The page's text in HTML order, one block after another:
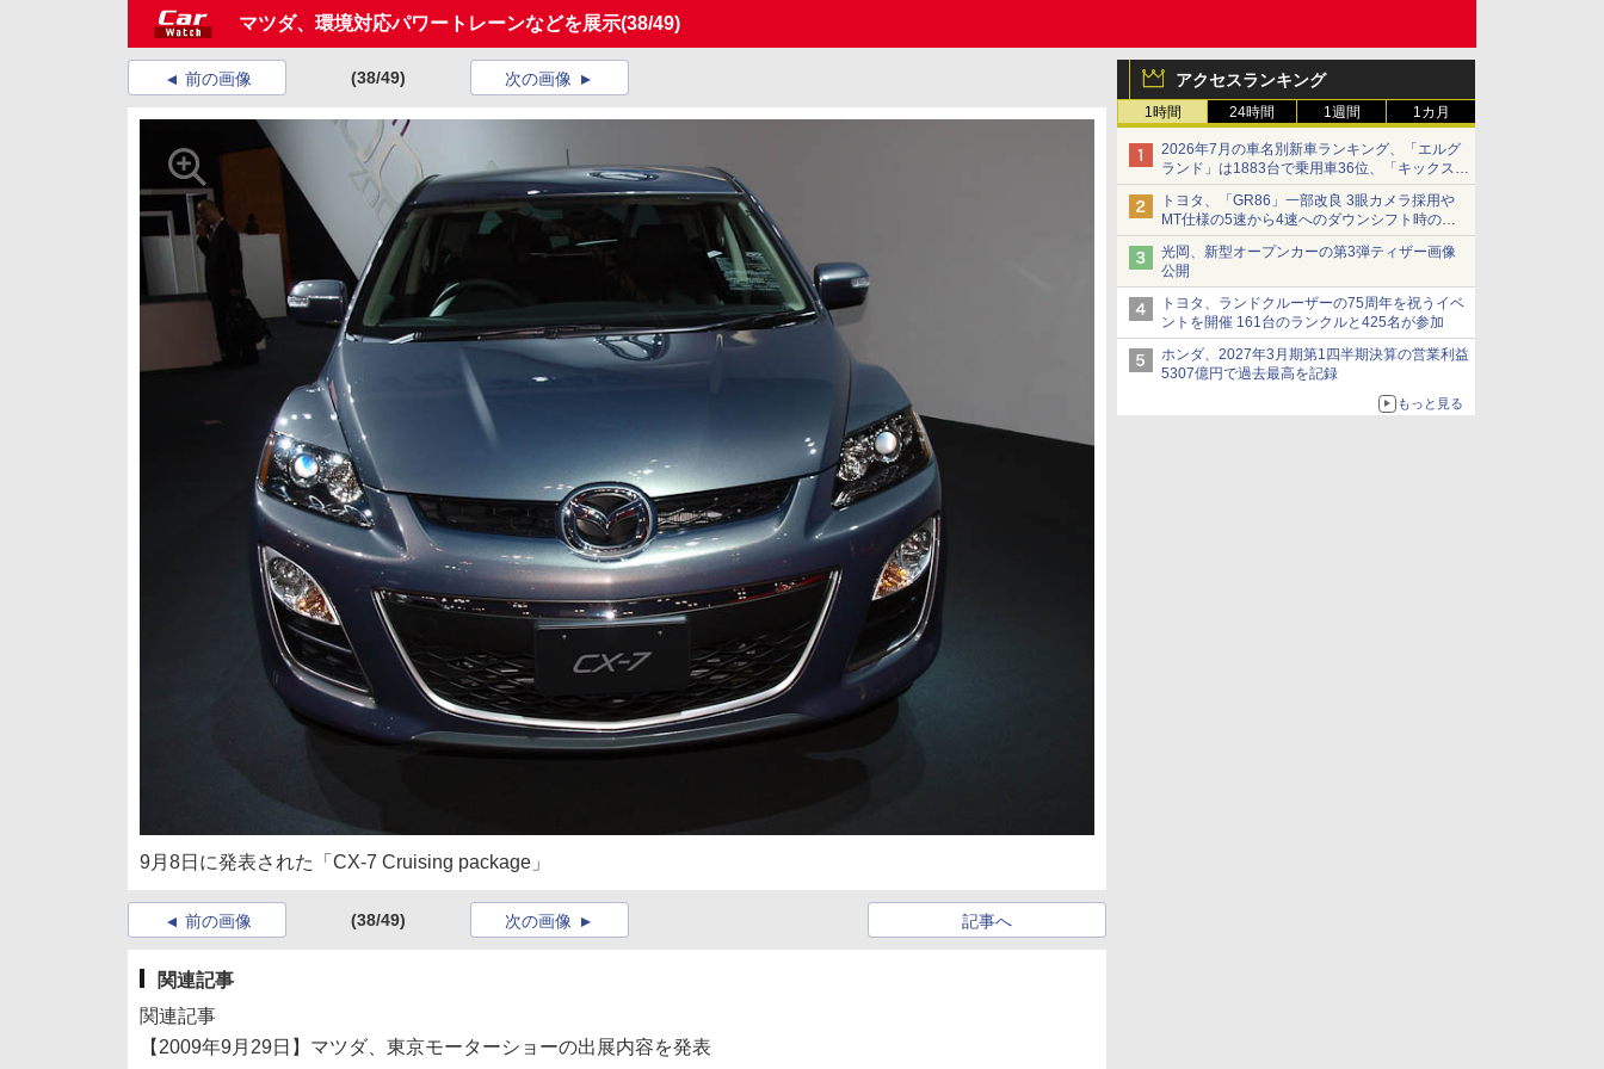
マツダ、環境対応パワートレーンなどを展示(38/49)
アクセスランキング
1時間 24時間 1週間 1カ月
2026年7月の車名別新車ランキング、「エルグ
ランド」は1883台で乗用車36位、「キックス」
は2591台で27位に
トヨタ、「GR86」一部改良 3眼カメラ採用や
MT仕様の5速から4速へのダウンシフト時の操
作性向上など
光岡、新型オープンカーの第3弾ティザー画像
公開
トヨタ、ランドクルーザーの75周年を祝うイベ
ントを開催 161台のランクルと425名が参加
ホンダ、2027年3月期第1四半期決算の営業利益
5307億円で過去最高を記録
もっと見る
前の画像 (38/49) 次の画像
9月8日に発表された「CX-7 Cruising package」
前の画像 (38/49) 記事へ
次の画像
関連記事
関連記事
【2009年9月29日】マツダ、東京モーターショーの出展内容を発表